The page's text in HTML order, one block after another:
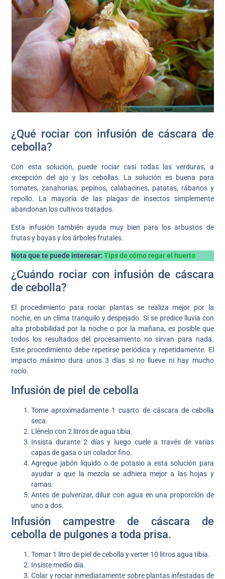
¿Qué rociar con infusión de cáscara de
cebolla?
Con esta solución, puede rociar casi todas las verduras, a
excepción del ajo y las cebollas. La solución es buena para
tomates, zanahorias, pepinos, calabacines, patatas, rábanos y
repollo. La mayoría de las plagas de insectos simplemente
abandonan los cultivos tratados.
Esta infusión también ayuda muy bien para los arbustos de
frutas y bayas y los árboles frutales.
Nota que te puede interesar:Tips de cómo regar el huerto
¿Cuándo rociar con infusión de cáscara
de cebolla?
El procedimiento para rociar plantas se realiza mejor por la
noche, en un clima tranquilo y despejado. Si se predice lluvia con
alta probabilidad por la noche o por la mañana, es posible que
todos los resultados del procesamiento no sirvan para nada.
Este procedimiento debe repetirse periódica y repetidamente. El
impacto máximo dura unos 3 días si no llueve ni hay mucho
rocío.
Infusión de piel de cebolla
Tome aproximadamente 1 cuarto de cáscara de cebolla
seca.
Llénelo con 2 litros de agua tibia.
Insista durante 2 días y luego cuele a través de varias
capas de gasa o un colador fino.
Agregue jabón líquido o de potasio a esta solución para
ayudar a que la mezcla se adhiera mejor a las hojas y
ramas.
Antes de pulverizar, diluir con agua en una proporción de
uno a dos.
Infusión campestre de cáscara de
cebolla de pulgones a toda prisa.
Tomar 1 litro de piel de cebolla y verter 10 litros agua tibia.
Insiste medio día.
Colar y rociar inmediatamente sobre plantas infestadas de